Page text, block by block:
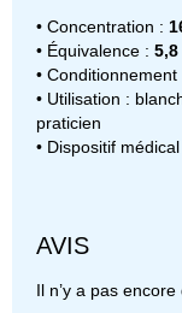
• Concentration :
• Équivalence :
• Conditionnement
• Utilisation :
praticien
• Dispositif
AVIS
Il n’y a pas encore